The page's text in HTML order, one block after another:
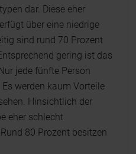
dar. Diese eher
über eine niedrige
sind rund 70 Prozent
gering ist das
jede fünfte Person
werden kaum Vorteile
Hinsichtlich der
eher schlecht
80 Prozent besitzen